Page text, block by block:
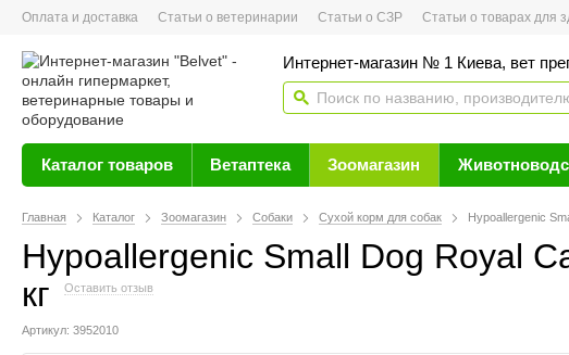
Оплата и доставка Статьи о ветеринарии Статьи о СЗР Статьи о товарах для
Интернет-магазин № 1 Киева, вет
Каталог товаров Ветаптека Зоомагазин
Главная Каталог Зоомагазин Собаки Сухой корм для собак Hypoallergenic
Hypoallergenic Small Dog Royal
кг
Оставить отзыв
Артикул: 3952010